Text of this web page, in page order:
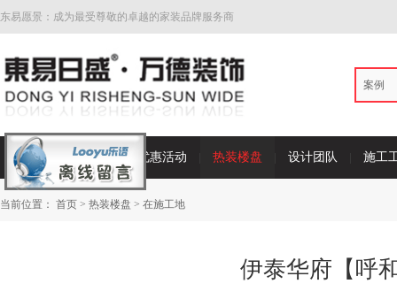
东易愿景：成为最受尊敬的卓越的家装品牌服务商
案例
首页 家装案例 优惠活动 热装楼盘 设计团队 施工
当前位置： 首页 > 热装楼盘 > 在施工地
伊泰华府【呼